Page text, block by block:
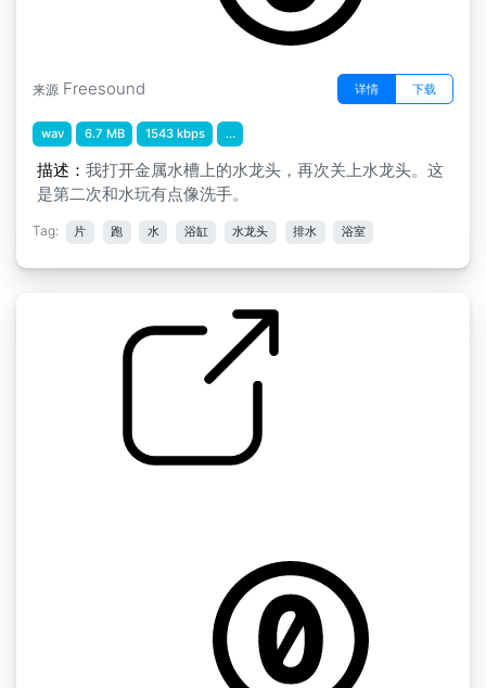
来源 Freesound 详情 下载
wav 6.7 MB 1543 kbps ...
描述： 我打开金属水槽上的水龙头，再次关上水龙头。这
是第二次和水玩有点像洗手。
Tag: 片 跑 水 浴缸 水龙头 排水 浴室